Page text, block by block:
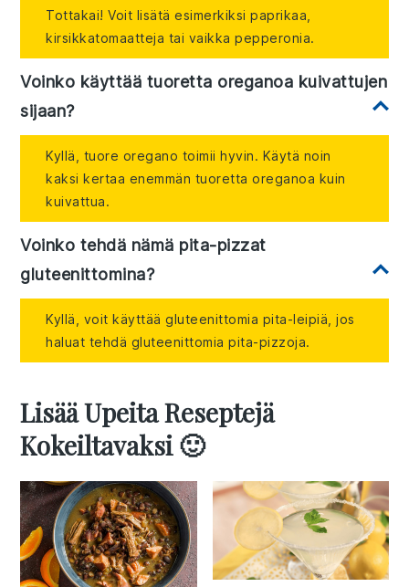
Tottakai! Voit lisätä esimerkiksi paprikaa,
kirsikkatomaatteja tai vaikka pepperonia.
Voinko käyttää tuoretta oreganoa kuivattujen
sijaan?
Kyllä, tuore oregano toimii hyvin. Käytä noin
kaksi kertaa enemmän tuoretta oreganoa kuin
kuivattua.
Voinko tehdä nämä pita-pizzat
gluteenittomina?
Kyllä, voit käyttää gluteenittomia pita-leipiä, jos
haluat tehdä gluteenittomia pita-pizzoja.
Lisää Upeita Reseptejä
Kokeiltavaksi 🙂